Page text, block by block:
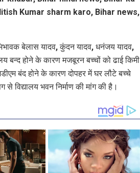
बेलास यादव, कुंदन यादव, धनंजय यादव,
बन्द होने के कारण मजबूरन बच्चों को ढाई किमी
बंद होने के कारण दोपहर में घर लौटे बच्चे
से विद्यालय भवन निर्माण की मांग की है।